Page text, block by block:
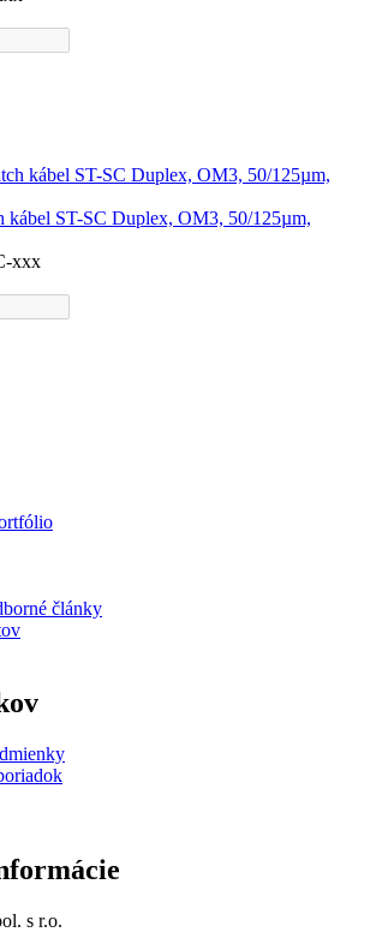
kábel ST-SC Duplex, OM3, 50/125µm,
xxx
články
s r.o.